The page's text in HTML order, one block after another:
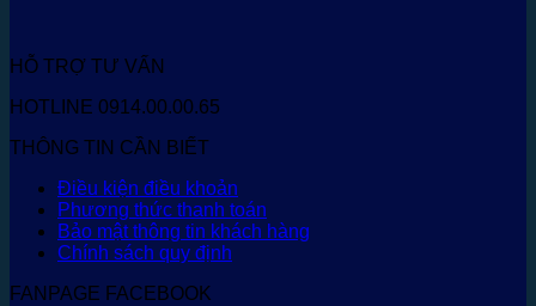
HỖ TRỢ TƯ VẤN
HOTLINE 0914.00.00.65
THÔNG TIN CẦN BIẾT
Điều kiện điều khoản
Phương thức thanh toán
Bảo mật thông tin khách hàng
Chính sách quy định
FANPAGE FACEBOOK